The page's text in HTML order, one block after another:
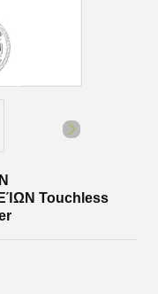
Touchless